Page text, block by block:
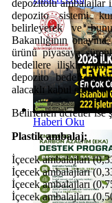
Haberi Oku
depozitolu ambalajlar
depozito sistemi
belirleyerek ve
Bakanlığının
ürünü piyasaya
bedellere ilişkin mali
depozito bedeli
alacaklı kabul
Belirlenen ücretler ise
Plastik ambalaj:
İçecek ambalajları
İçecek ambalajları
İçecek ambalajları
İçecek ambalajları